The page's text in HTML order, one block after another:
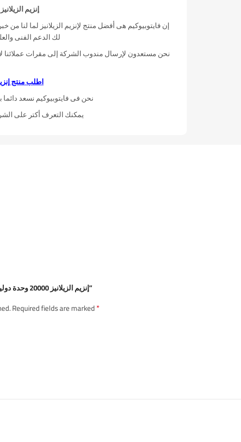
إنزيم الزيلانيز 20000 وحدة دولية (بودر – غير ذائب)
إن فايتوبيوكيم هى أفضل منتج لإنزيم الزيلانيز لما لنا
لك الدعم الفنى
نحن مستعدون لإرسال مندوب الشركة إلى مقرات عملائنا
اطلب منتج
نحن فى فايتوبيوكيم نسعد
يمكنك التعرف أكتر على
Be the first to review “إنزيم الزيلانيز 20000 وحدة دولية (بودر – ذائب)”
Required fields are marked*